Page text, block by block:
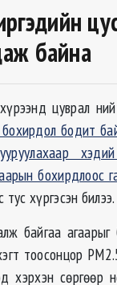
байна
цуврал
бодит
бохирдлоос
тус хүргэсэн билээ.
байгаа
тоосонцор
хэрхэн сөргөөр